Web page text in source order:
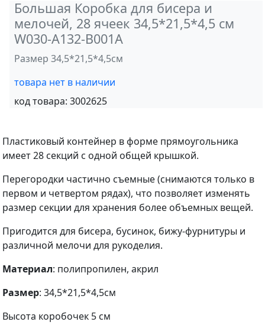
Большая Коробка для бисера и
мелочей, 28 ячеек 34,5*21,5*4,5 см
W030-A132-B001A
Размер 34,5*21,5*4,5см
товара нет в наличии
код товара: 3002625
Пластиковый контейнер в форме прямоугольника
имеет 28 секций с одной общей крышкой.
Перегородки частично съемные (снимаются только в
первом и четвертом рядах), что позволяет изменять
размер секции для хранения более объемных вещей.
Пригодится для бисера, бусинок, бижу-фурнитуры и
различной мелочи для рукоделия.
Материал: полипропилен, акрил
Размер: 34,5*21,5*4,5см
Высота коробочек 5 см